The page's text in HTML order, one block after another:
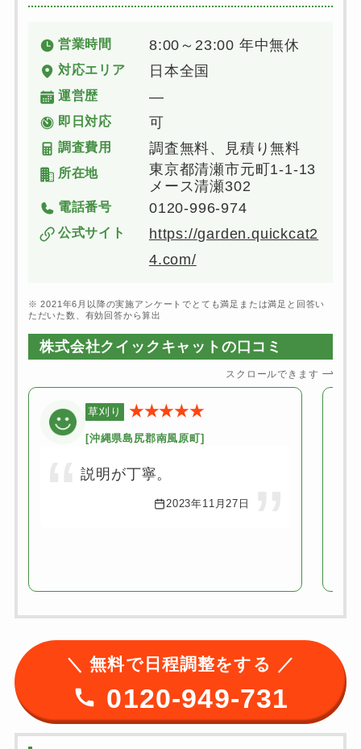
営業時間 8:00～23:00 年中無休
対応エリア 日本全国
運営歴 ―
即日対応 可
調査費用 調査無料、見積り無料
所在地
東京都清瀬市元町1-1-13
メース清瀬302
電話番号 0120-996-974
公式サイト
https://garden.quickcat2
4.com/
※ 2021年6月以降の実施アンケートでとても満足または満足と回答い
ただいた数、有効回答から算出
株式会社クイックキャットの口コミ
スクロールできます
草刈り ★★★★★
[沖縄県島尻郡南風原町]
説明が丁寧。
2023年11月27日
＼ 無料で日程調整をする ／
0120-949-731